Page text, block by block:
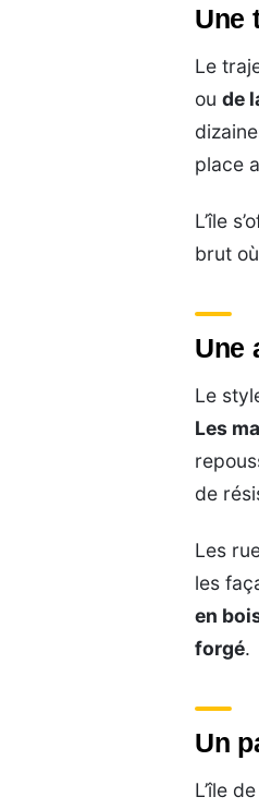
Une
Le
oude
place
L’île
brut
Une
Le
Les
de
Les
les
en
forgé.
Un
L’île